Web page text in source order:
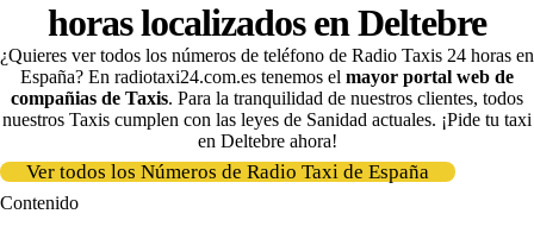
horas localizados en Deltebre
¿Quieres ver todos los números de teléfono de Radio Taxis 24 horas en
España? En radiotaxi24.com.es tenemos el mayor portal web de
compañias de Taxis. Para la tranquilidad de nuestros clientes, todos
nuestros Taxis cumplen con las leyes de Sanidad actuales. ¡Pide tu taxi
en Deltebre ahora!
Ver todos los Números de Radio Taxi de España
Contenido